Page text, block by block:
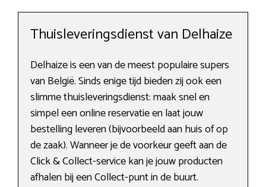
Thuisleveringsdienst van Delhaize
Delhaize is een van de meest populaire supers
van België. Sinds enige tijd bieden zij ook een
slimme thuisleveringsdienst: maak snel en
simpel een online reservatie en laat jouw
bestelling leveren (bijvoorbeeld aan huis of op
de zaak). Wanneer je de voorkeur geeft aan de
Click & Collect-service kan je jouw producten
afhalen bij een Collect-punt in de buurt.